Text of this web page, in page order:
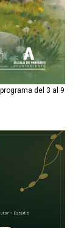
del 3 al 9